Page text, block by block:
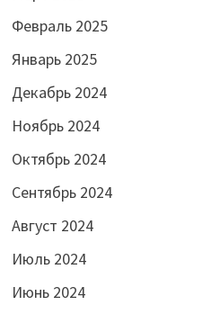
Февраль 2025
Январь 2025
Декабрь 2024
Ноябрь 2024
Октябрь 2024
Сентябрь 2024
Август 2024
Июль 2024
Июнь 2024